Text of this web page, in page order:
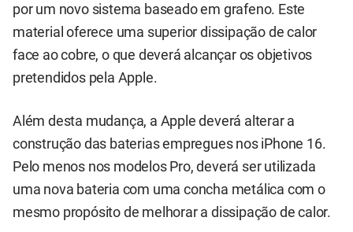
por um novo sistema baseado em grafeno. Este
material oferece uma superior dissipação de calor
face ao cobre, o que deverá alcançar os objetivos
pretendidos pela Apple.
Além desta mudança, a Apple deverá alterar a
construção das baterias empregues nos iPhone 16.
Pelo menos nos modelos Pro, deverá ser utilizada
uma nova bateria com uma concha metálica com o
mesmo propósito de melhorar a dissipação de calor.